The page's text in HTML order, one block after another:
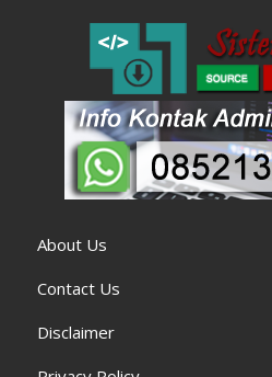
About Us
Contact Us
Disclaimer